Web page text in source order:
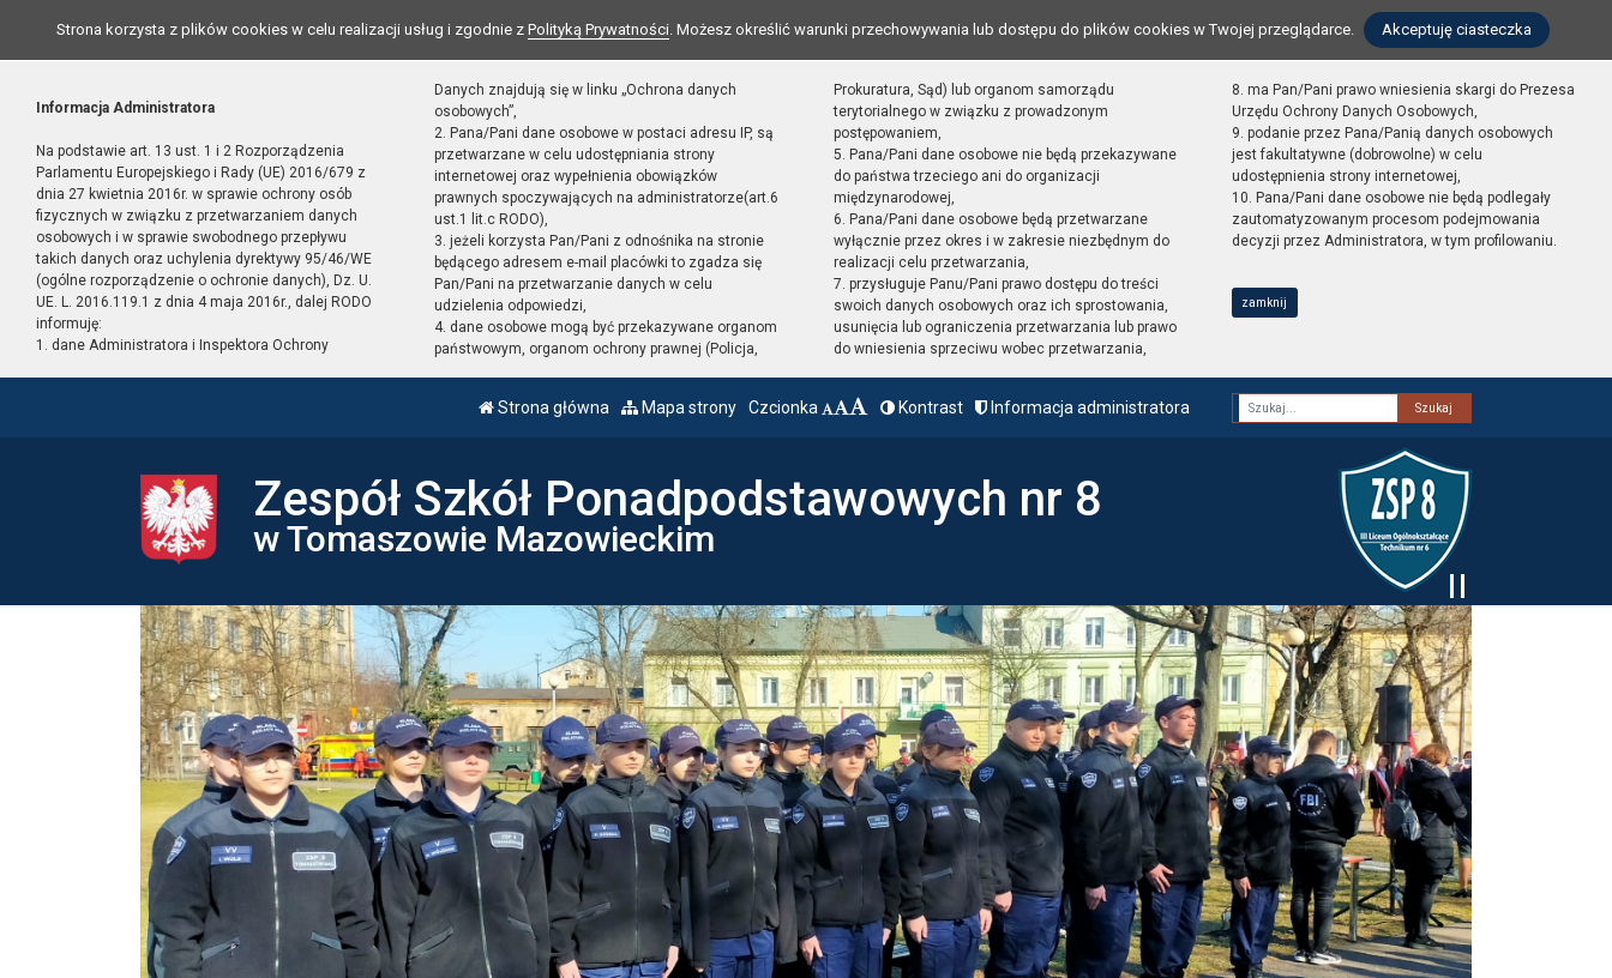
Strona korzysta z plików cookies w celu realizacji usług i zgodnie z Polityką Prywatności. Możesz określić warunki przechowywania lub dostępu do plików cookies w Twojej przeglądarce. Akceptuję ciasteczka
Informacja Administratora
Na podstawie art. 13 ust. 1 i 2 Rozporządzenia
Parlamentu Europejskiego i Rady (UE) 2016/679 z
dnia 27 kwietnia 2016r. w sprawie ochrony osób
fizycznych w związku z przetwarzaniem danych
osobowych i w sprawie swobodnego przepływu
takich danych oraz uchylenia dyrektywy 95/46/WE
(ogólne rozporządzenie o ochronie danych), Dz. U.
UE. L. 2016.119.1 z dnia 4 maja 2016r., dalej RODO
informuję:
1. dane Administratora i Inspektora Ochrony
Danych znajdują się w linku „Ochrona danych
osobowych”,
2. Pana/Pani dane osobowe w postaci adresu IP, są
przetwarzane w celu udostępniania strony
internetowej oraz wypełnienia obowiązków
prawnych spoczywających na administratorze(art.6
ust.1 lit.c RODO),
3. jeżeli korzysta Pan/Pani z odnośnika na stronie
będącego adresem e-mail placówki to zgadza się
Pan/Pani na przetwarzanie danych w celu
udzielenia odpowiedzi,
4. dane osobowe mogą być przekazywane organom
państwowym, organom ochrony prawnej (Policja,
Prokuratura, Sąd) lub organom samorządu
terytorialnego w związku z prowadzonym
postępowaniem,
5. Pana/Pani dane osobowe nie będą przekazywane
do państwa trzeciego ani do organizacji
międzynarodowej,
6. Pana/Pani dane osobowe będą przetwarzane
wyłącznie przez okres i w zakresie niezbędnym do
realizacji celu przetwarzania,
7. przysługuje Panu/Pani prawo dostępu do treści
swoich danych osobowych oraz ich sprostowania,
usunięcia lub ograniczenia przetwarzania lub prawo
do wniesienia sprzeciwu wobec przetwarzania,
8. ma Pan/Pani prawo wniesienia skargi do Prezesa
Urzędu Ochrony Danych Osobowych,
9. podanie przez Pana/Panią danych osobowych
jest fakultatywne (dobrowolne) w celu
udostępnienia strony internetowej,
10. Pana/Pani dane osobowe nie będą podlegały
zautomatyzowanym procesom podejmowania
decyzji przez Administratora, w tym profilowaniu.
zamknij
Strona główna Mapa strony Czcionka Kontrast Informacja administratora
Fraza
Zespół Szkół Ponadpodstawowych nr 8
w Tomaszowie Mazowieckim